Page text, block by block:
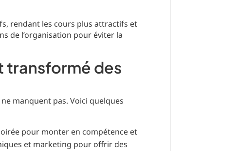
rendant les cours plus attractifs et
de l’organisation pour éviter la
transformé des
manquent pas. Voici quelques
pour monter en compétence et
et marketing pour offrir des